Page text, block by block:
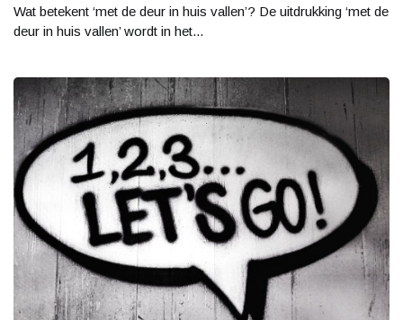
Wat betekent ‘met de deur in huis vallen’? De uitdrukking ‘met de
deur in huis vallen’ wordt in het...